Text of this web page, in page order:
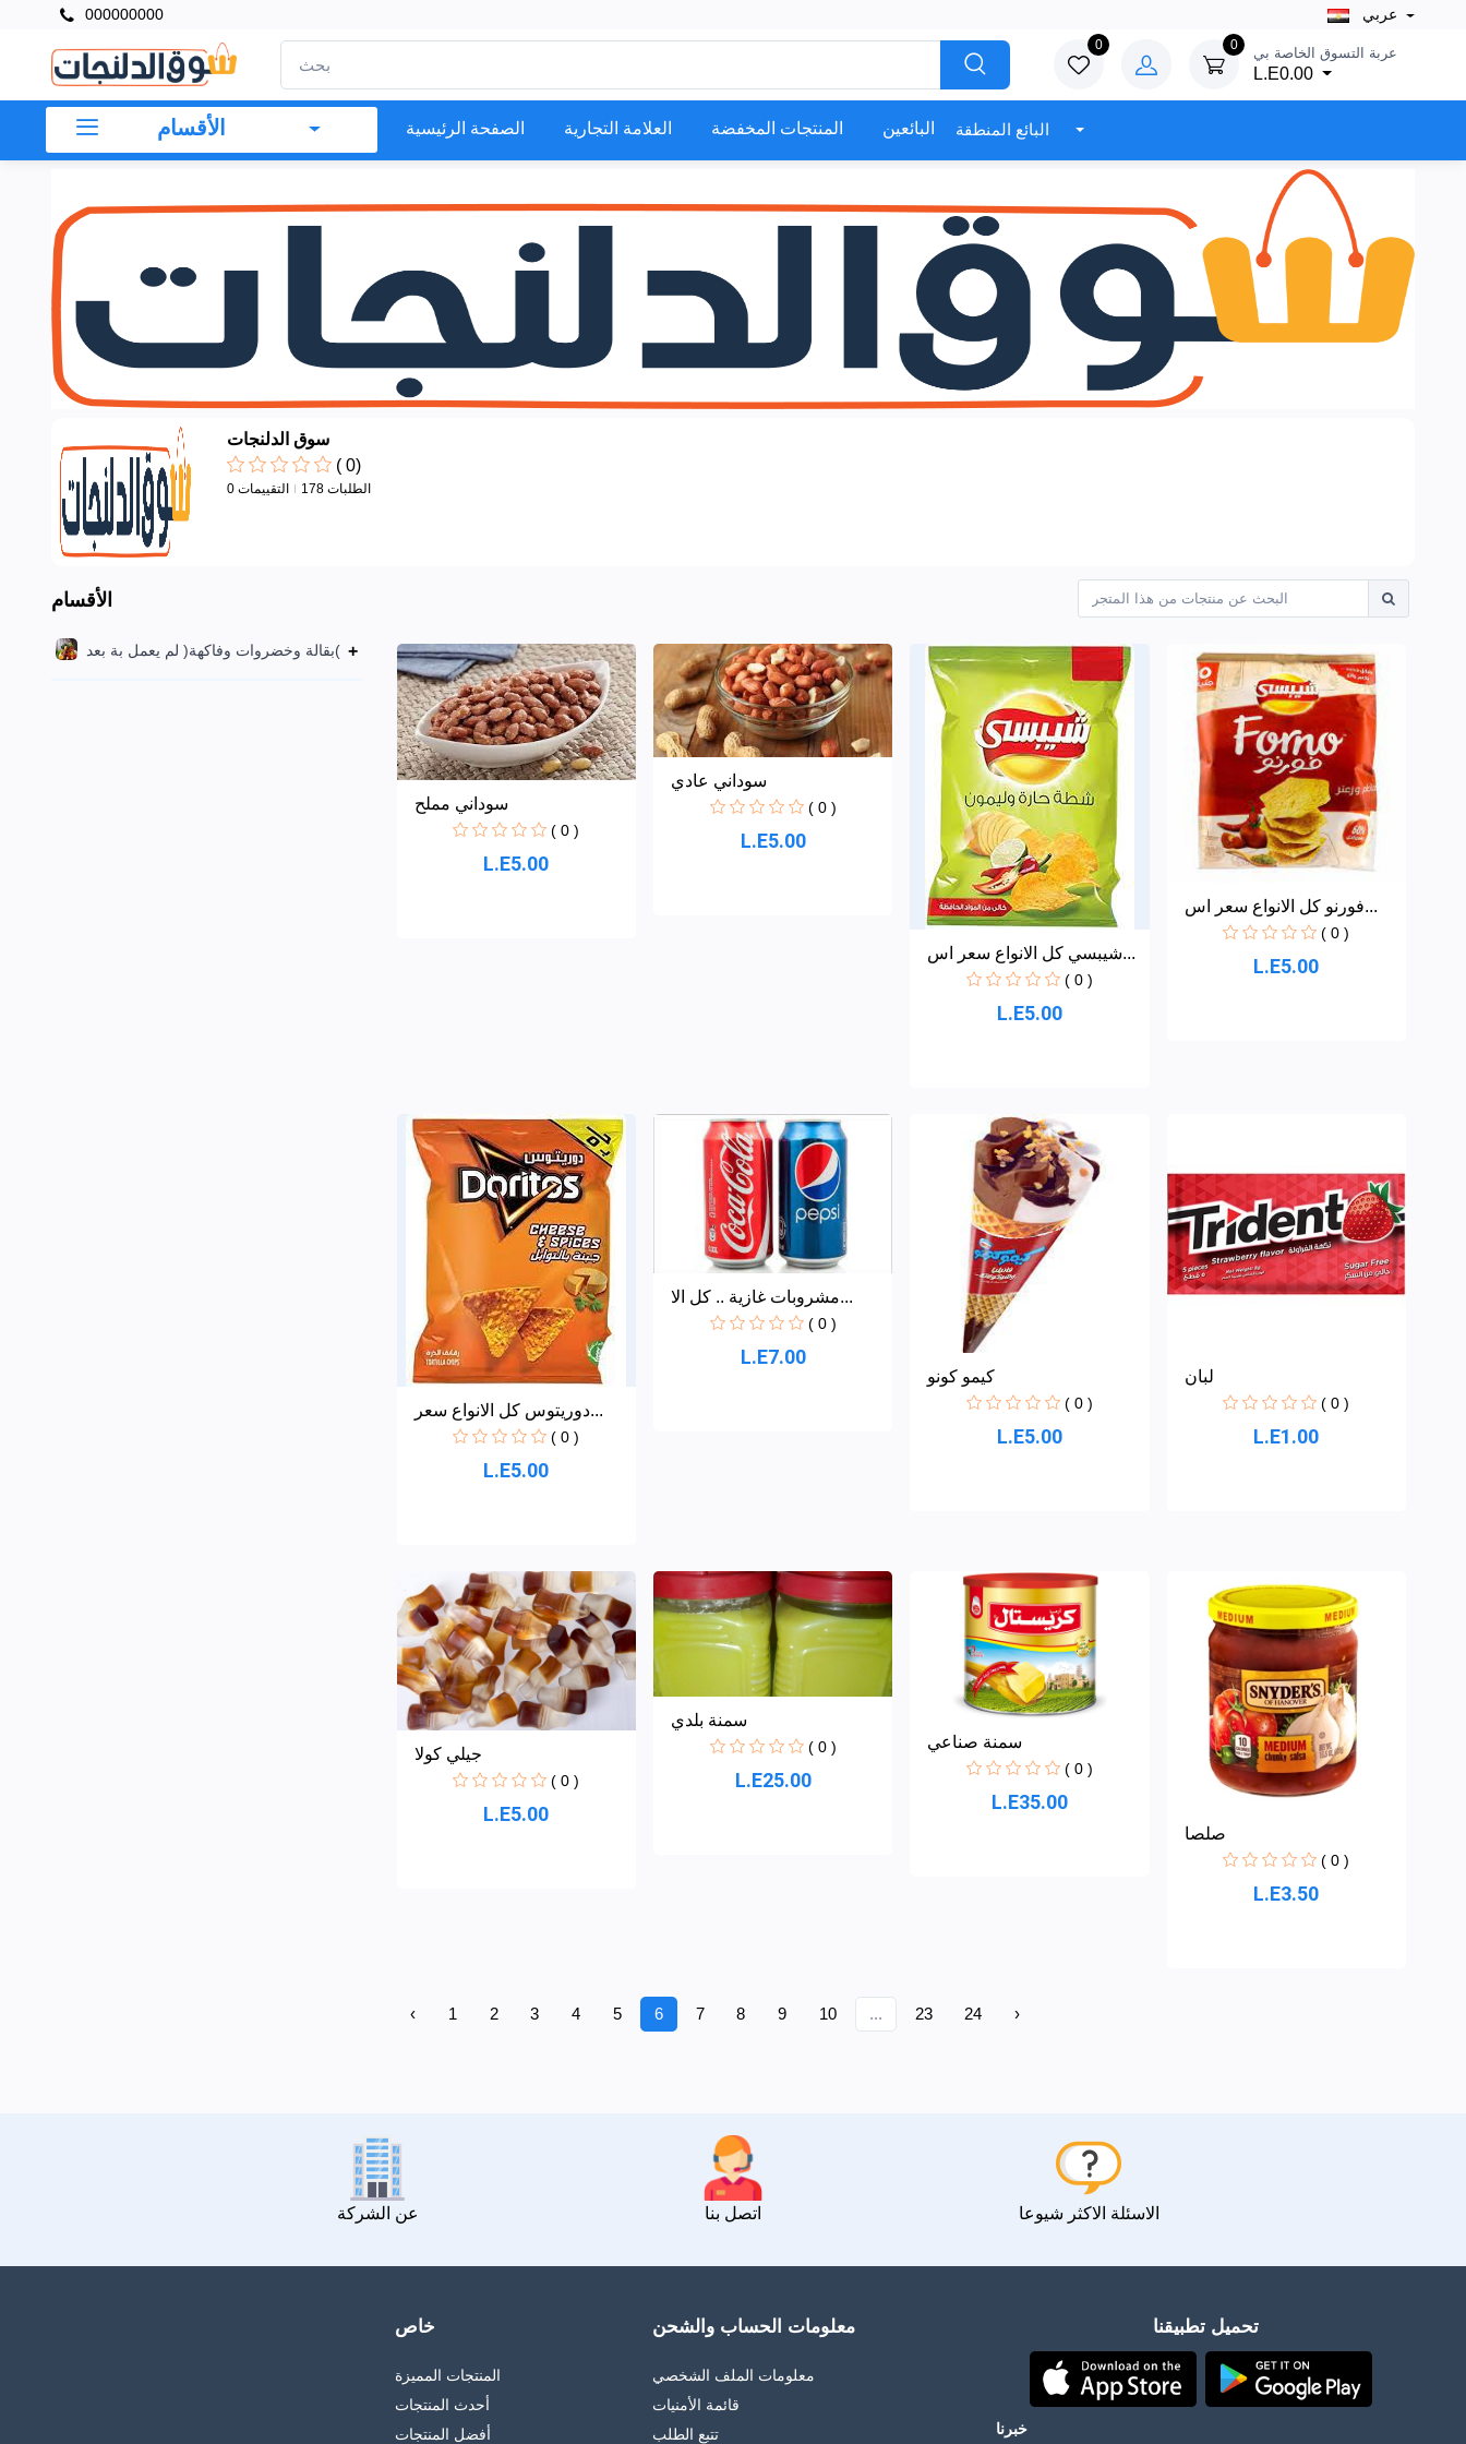
000000000
0 0 عربة التسوق الخاصة بي
L.E0.00
الصفحة الرئيسية العلامة التجارية المنتجات المخفضة البائعين
سوق الدلنجات
( 0)
0 التقييمات 178 الطلبات
الأقسام
بقالة وخضروات وفاكهة( لم يعمل بة بعد( +
الأقسام
بقالة
لم يعمل
+
سوداني مملح
( 0 )
L.E5.00
سوداني عادي
( 0 )
L.E5.00
شيبسي كل الانواع سعر اس...
( 0 )
L.E5.00
فورنو كل الانواع سعر اس...
( 0 )
L.E5.00
دوريتوس كل الانواع سعر...
( 0 )
L.E5.00
مشروبات غازية .. كل الا...
( 0 )
L.E7.00
كيمو كونو
( 0 )
L.E5.00
لبان
( 0 )
L.E1.00
جيلي كولا
( 0 )
L.E5.00
سمنة بلدي
( 0 )
L.E25.00
سمنة صناعي
( 0 )
L.E35.00
صلصا
( 0 )
L.E3.50
‹ 1 2 3 4 5 6 7 8 9 10 ... 23 24 ›
عن الشركة اتصل بنا الاسئلة الاكثر شيوعا
خاص
المنتجات المميزة
أحدث المنتجات
أفضل المنتجات
معلومات الحساب والشحن
معلومات الملف الشخصي
قائمة الأمنيات
تتبع الطلب
تحميل تطبيقنا
خبرنا